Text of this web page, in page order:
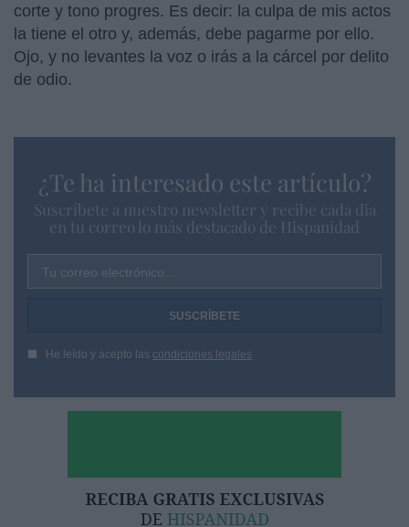
corte y tono progres. Es decir: la culpa de mis actos
la tiene el otro y, además, debe pagarme por ello.
Ojo, y no levantes la voz o irás a la cárcel por delito
de odio.
¿Te ha interesado este artículo?
Suscríbete a nuestro newsletter y recibe cada dia
en tu correo lo más destacado de Hispanidad
Tu correo electrónico...
He leído y acepto las condiciones legales